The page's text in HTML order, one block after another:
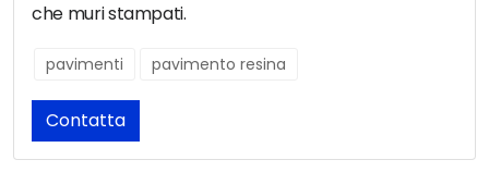
che muri stampati.
pavimenti pavimento resina
Contatta